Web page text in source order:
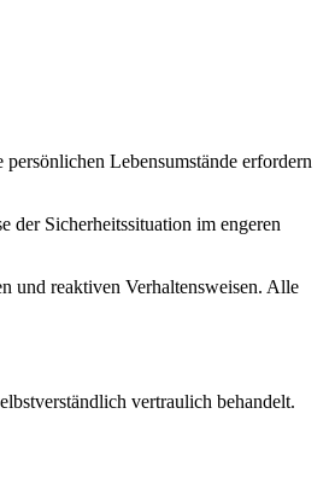
Lebensumstände erfordern
der Sicherheitssituation im engeren
und reaktiven Verhaltensweisen. Alle
vertraulich behandelt.